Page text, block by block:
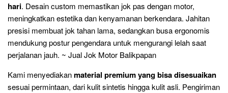
hari. Desain custom memastikan jok pas dengan motor,
meningkatkan estetika dan kenyamanan berkendara. Jahitan
presisi membuat jok tahan lama, sedangkan busa ergonomis
mendukung postur pengendara untuk mengurangi lelah saat
perjalanan jauh. ~ Jual Jok Motor Balikpapan
Kami menyediakanmaterial premium yang bisa disesuaikan
sesuai permintaan, dari kulit sintetis hingga kulit asli. Pengiriman